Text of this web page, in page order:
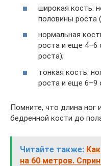
широкая кость:
половины роста
нормальная
роста и еще 4–6
роста);
тонкая кость:
роста и еще 6–9
Помните, что длина ног
бедренной кости до
Читайте также:
на 60 метров.